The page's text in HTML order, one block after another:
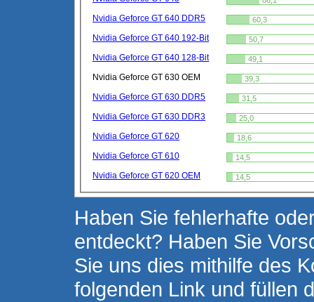
Nvidia Geforce GT 640 DDR5 60,3
Nvidia Geforce GT 640 192-Bit 50,7
Nvidia Geforce GT 640 128-Bit 49,1
Nvidia Geforce GT 630 OEM 39,3
Nvidia Geforce GT 630 DDR5 31,5
Nvidia Geforce GT 630 DDR3 25,0
Nvidia Geforce GT 620 18,6
Nvidia Geforce GT 610 14,5
Nvidia Geforce GT 620 OEM 14,5
Haben Sie fehlerhafte
entdeckt? Haben Sie
Sie uns dies mithilfe des
folgenden Link und füllen